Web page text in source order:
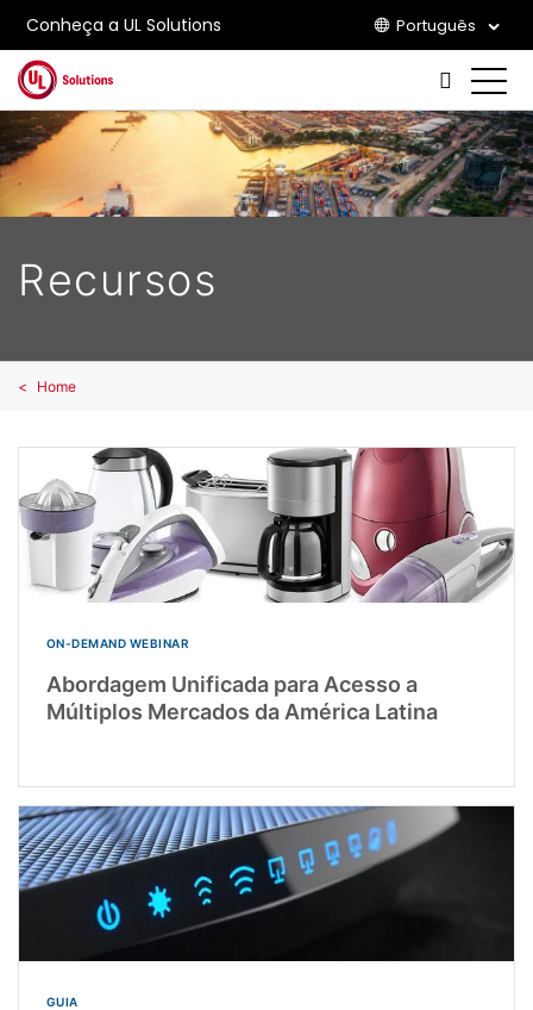
Conheça a UL Solutions Português
Skip to main content
Recursos
Home
ON-DEMAND WEBINAR
Abordagem Unificada para Acesso a
Múltiplos Mercados da América Latina
GUIA